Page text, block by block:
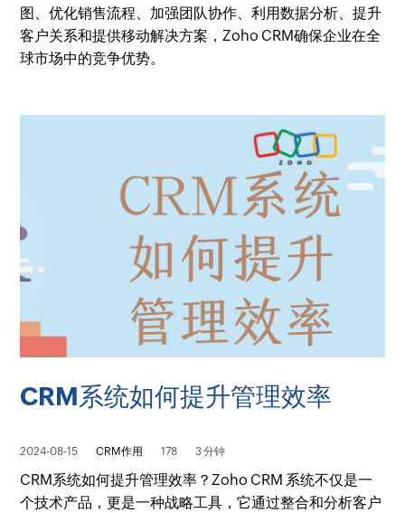
图、优化销售流程、加强团队协作、利用数据分析、提升
客户关系和提供移动解决方案，Zoho CRM确保企业在全
球市场中的竞争优势。
CRM系统如何提升管理效率
2024-08-15 CRM作用 178 3 分钟
CRM系统如何提升管理效率？Zoho CRM 系统不仅是一
个技术产品，更是一种战略工具，它通过整合和分析客户